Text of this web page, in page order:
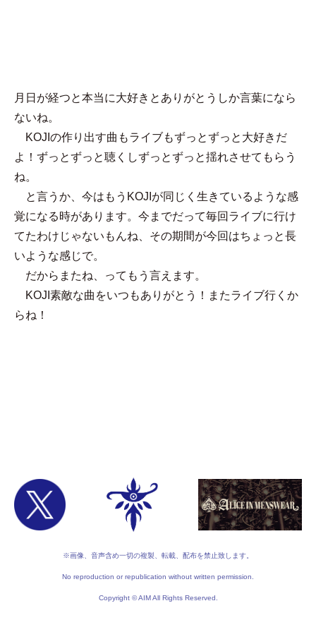
月日が経つと本当に大好きとありがとうしか言葉になら
ないね。
KOJIの作り出す曲もライブもずっとずっと大好きだ
よ！ずっとずっと聴くしずっとずっと揺れさせてもらう
ね。
と言うか、今はもうKOJIが同じく生きているような感
覚になる時があります。今までだって毎回ライブに行け
てたわけじゃないもんね、その期間が今回はちょっと長
いような感じで。
だからまたね、ってもう言えます。
KOJI素敵な曲をいつもありがとう！またライブ行くか
らね！
※画像、音声含め一切の複製、転載、配布を禁止致します。
No reproduction or republication without written permission.
Copyright © AIM All Rights Reserved.